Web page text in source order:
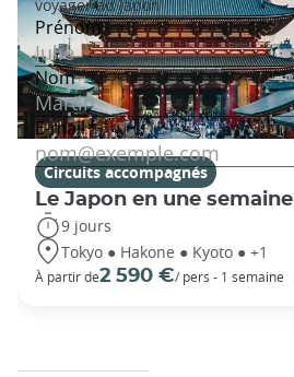
Circuits accompagnés
Le Japon en une semaine
9 jours
Tokyo ● Hakone ● Kyoto ● +1
À partir de2 590 €/ pers - 1 semaine